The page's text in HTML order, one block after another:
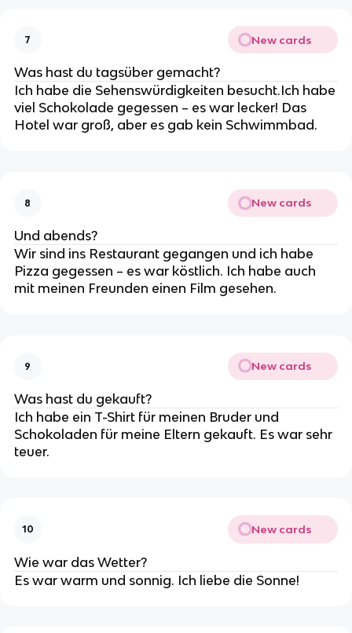
7 New cards
Was hast du tagsüber gemacht?
Ich habe die Sehenswürdigkeiten besucht.Ich habe
viel Schokolade gegessen – es war lecker! Das
Hotel war groß, aber es gab kein Schwimmbad.
8 New cards
Und abends?
Wir sind ins Restaurant gegangen und ich habe
Pizza gegessen – es war köstlich. Ich habe auch
mit meinen Freunden einen Film gesehen.
9 New cards
Was hast du gekauft?
Ich habe ein T-Shirt für meinen Bruder und
Schokoladen für meine Eltern gekauft. Es war sehr
teuer.
10 New cards
Wie war das Wetter?
Es war warm und sonnig. Ich liebe die Sonne!